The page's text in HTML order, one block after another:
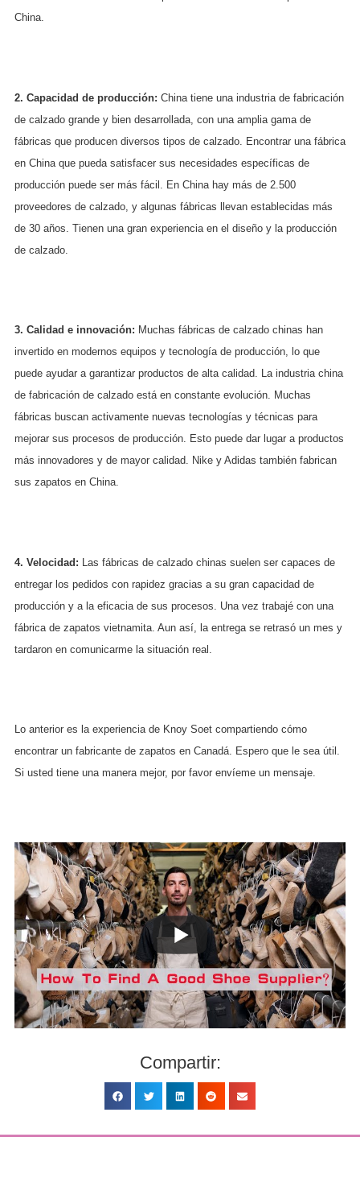
China.
2. Capacidad de producción: China tiene una industria de fabricación
de calzado grande y bien desarrollada, con una amplia gama de
fábricas que producen diversos tipos de calzado. Encontrar una fábrica
en China que pueda satisfacer sus necesidades específicas de
producción puede ser más fácil. En China hay más de 2.500
proveedores de calzado, y algunas fábricas llevan establecidas más
de 30 años. Tienen una gran experiencia en el diseño y la producción
de calzado.
3. Calidad e innovación: Muchas fábricas de calzado chinas han
invertido en modernos equipos y tecnología de producción, lo que
puede ayudar a garantizar productos de alta calidad. La industria china
de fabricación de calzado está en constante evolución. Muchas
fábricas buscan activamente nuevas tecnologías y técnicas para
mejorar sus procesos de producción. Esto puede dar lugar a productos
más innovadores y de mayor calidad. Nike y Adidas también fabrican
sus zapatos en China.
4. Velocidad: Las fábricas de calzado chinas suelen ser capaces de
entregar los pedidos con rapidez gracias a su gran capacidad de
producción y a la eficacia de sus procesos. Una vez trabajé con una
fábrica de zapatos vietnamita. Aun así, la entrega se retrasó un mes y
tardaron en comunicarme la situación real.
Lo anterior es la experiencia de Knoy Soet compartiendo cómo
encontrar un fabricante de zapatos en Canadá. Espero que le sea útil.
Si usted tiene una manera mejor, por favor envíeme un mensaje.
Compartir: